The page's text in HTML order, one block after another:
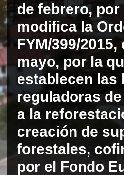
de febrero, por
modifica la
FYM/399/2015,
mayo, por la
establecen las
reguladoras
a la
creación de
forestales,
por el Fondo